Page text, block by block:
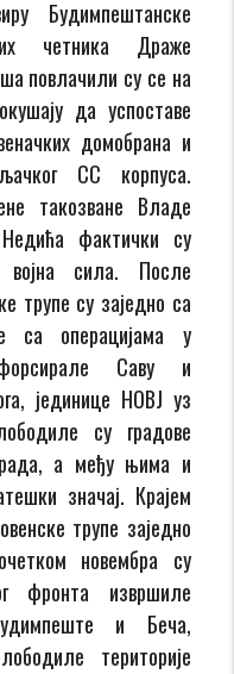
Будимпештанске
четника Драже
повлачили су се на
да успоставе
домобрана и
СС корпуса.
такозване Владе
фактички су
сила. После
трупе су заједно са
са операцијама у
Саву и
јединице НОВЈ уз
су градове
а међу њима и
значај. Крајем
трупе заједно
новембра су
фронта извршиле
и Беча,
територије